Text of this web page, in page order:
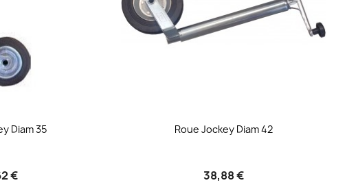
Diam 35
€
Roue Jockey Diam 42
38,88 €